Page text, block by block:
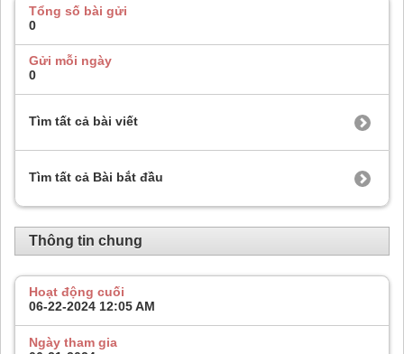
Tổng số bài gửi
0
Gửi mỗi ngày
0
Tìm tất cả bài viết
Tìm tất cả Bài bắt đầu
Thông tin chung
Hoạt động cuối
06-22-2024 12:05 AM
Ngày tham gia